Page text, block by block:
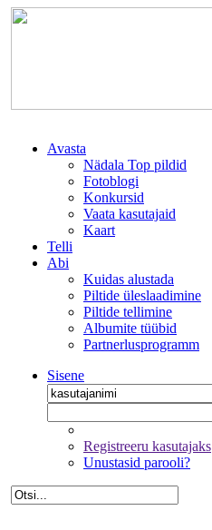
Avasta
Nädala Top pildid
Fotoblogi
Konkursid
Vaata kasutajaid
Kaart
Telli
Abi
Kuidas alustada
Piltide üleslaadimine
Piltide tellimine
Albumite tüübid
Partnerlusprogramm
Sisene
Registreeru kasutajaks
Unustasid parooli?